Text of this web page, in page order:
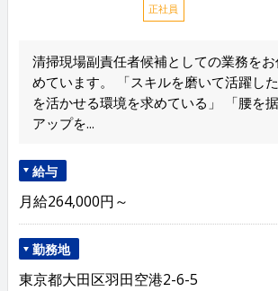
正社員
清掃現場副責任者候補としての業務を
めています。 「スキルを磨いて活躍し
を活かせる環境を求めている」 「腰を
アップを...
給与
月給264,000円～
勤務地
東京都大田区羽田空港2-6-5